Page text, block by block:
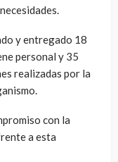
y entregado 18
personal y 35
realizadas por la
con la
a esta